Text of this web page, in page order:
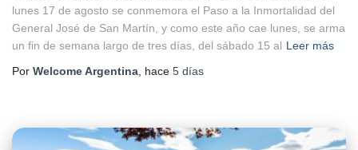
lunes 17 de agosto se conmemora el Paso a la Inmortalidad del
General José de San Martín, y como este año cae lunes, se arma
un fin de semana largo de tres días, del sábado 15 al Leer más
Por Welcome Argentina , hace 5 días